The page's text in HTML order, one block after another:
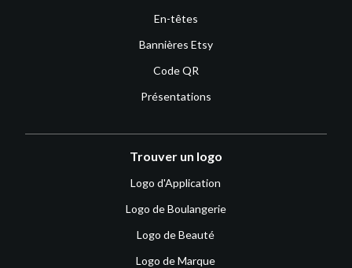
En-têtes
Bannières Etsy
Code QR
Présentations
Trouver un logo
Logo d'Application
Logo de Boulangerie
Logo de Beauté
Logo de Marque